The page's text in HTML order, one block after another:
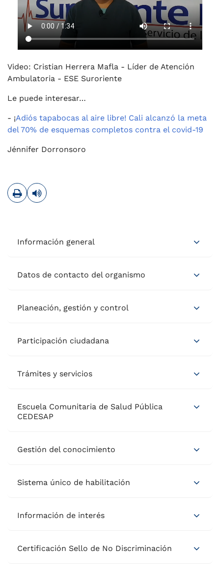
Video: Cristian Herrera Mafla - Líder de Atención
Ambulatoria - ESE Suroriente
Le puede interesar…
- ¡Adiós tapabocas al aire libre! Cali alcanzó la meta
del 70% de esquemas completos contra el covid-19
Jénnifer Dorronsoro
ImprimirLeer contenido
Información general
Datos de contacto del organismo
Planeación, gestión y control
Participación ciudadana
Trámites y servicios
Escuela Comunitaria de Salud Pública
CEDESAP
Gestión del conocimiento
Sistema único de habilitación
Información de interés
Certificación Sello de No Discriminación